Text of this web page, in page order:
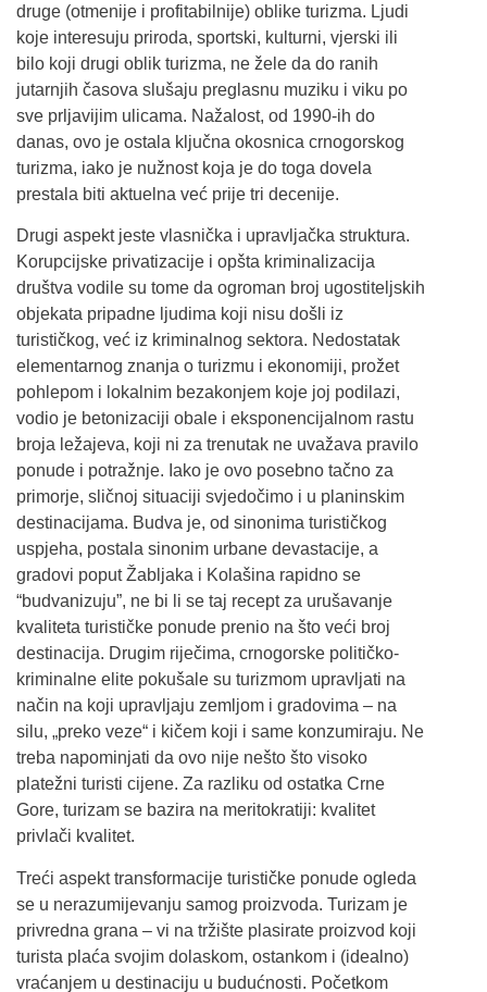
druge (otmenije i profitabilnije) oblike turizma. Ljudi
koje interesuju priroda, sportski, kulturni, vjerski ili
bilo koji drugi oblik turizma, ne žele da do ranih
jutarnjih časova slušaju preglasnu muziku i viku po
sve prljavijim ulicama. Nažalost, od 1990-ih do
danas, ovo je ostala ključna okosnica crnogorskog
turizma, iako je nužnost koja je do toga dovela
prestala biti aktuelna već prije tri decenije.
Drugi aspekt jeste vlasnička i upravljačka struktura.
Korupcijske privatizacije i opšta kriminalizacija
društva vodile su tome da ogroman broj ugostiteljskih
objekata pripadne ljudima koji nisu došli iz
turističkog, već iz kriminalnog sektora. Nedostatak
elementarnog znanja o turizmu i ekonomiji, prožet
pohlepom i lokalnim bezakonjem koje joj podilazi,
vodio je betonizaciji obale i eksponencijalnom rastu
broja ležajeva, koji ni za trenutak ne uvažava pravilo
ponude i potražnje. Iako je ovo posebno tačno za
primorje, sličnoj situaciji svjedočimo i u planinskim
destinacijama. Budva je, od sinonima turističkog
uspjeha, postala sinonim urbane devastacije, a
gradovi poput Žabljaka i Kolašina rapidno se
“budvanizuju”, ne bi li se taj recept za urušavanje
kvaliteta turističke ponude prenio na što veći broj
destinacija. Drugim riječima, crnogorske političko-
kriminalne elite pokušale su turizmom upravljati na
način na koji upravljaju zemljom i gradovima – na
silu, „preko veze“ i kičem koji i same konzumiraju. Ne
treba napominjati da ovo nije nešto što visoko
platežni turisti cijene. Za razliku od ostatka Crne
Gore, turizam se bazira na meritokratiji: kvalitet
privlači kvalitet.
Treći aspekt transformacije turističke ponude ogleda
se u nerazumijevanju samog proizvoda. Turizam je
privredna grana – vi na tržište plasirate proizvod koji
turista plaća svojim dolaskom, ostankom i (idealno)
vraćanjem u destinaciju u budućnosti. Početkom